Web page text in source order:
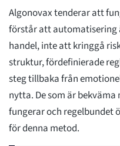
Algonovax tenderar att
förstår att automatisering
handel, inte att kringgå
struktur, fördefinierade
steg tillbaka från
nytta. De som är
fungerar och regelbundet
för denna metod.